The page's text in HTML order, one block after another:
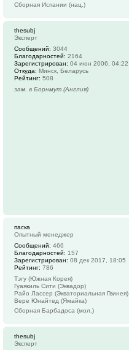
Сборная Испании (нац.)
thesubj
Эксперт
Сообщений: 3044
Благодарностей: 2164
Зарегистрирован: 04 июн 2006, 04:22
Откуда: Минск, Беларусь
Рейтинг: 508
зам. в Борнмут (Англия)
паска
Опытный менеджер
Сообщений: 466
Благодарностей: 157
Зарегистрирован: 08 дек 2017, 18:05
Рейтинг: 786
Тэгу (Южная Корея)
Гуаякиль Сити (Эквадор)
Райо Лассер (Экваториальная Гвинея)
Вере Юнайтед (Ямайка)
Сборная Барбадоса (мол.)
thesubj
Эксперт